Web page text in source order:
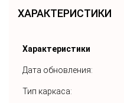
ХАРАКТЕРИСТИКИ
Характеристики
Дата обновления:
Тип каркаса: